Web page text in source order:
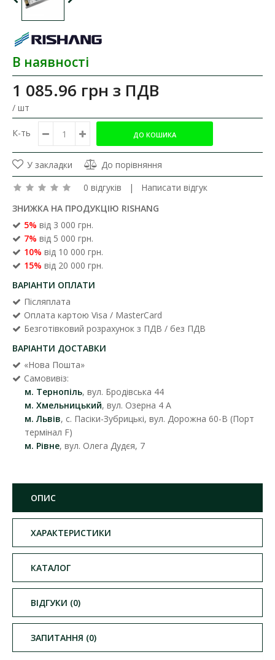
В наявності
1 085.96 грн з ПДВ
/ шт
К-ть
У закладки
До порівняння
0 відгуків | Написати відгук
ЗНИЖКА НА ПРОДУКЦІЮ RISHANG
5% від 3 000 грн.
7% від 5 000 грн.
10% від 10 000 грн.
15% від 20 000 грн.
ВАРІАНТИ ОПЛАТИ
Післяплата
Оплата картою Visa / MasterCard
Безготівковий розрахунок з ПДВ / без ПДВ
ВАРІАНТИ ДОСТАВКИ
«Нова Пошта»
Самовивіз:
м. Тернопіль, вул. Бродівська 44
м. Хмельницький, вул. Озерна 4 А
м. Львів, с. Пасіки-Зубрицькі, вул. Дорожна 60-В (Порт
термінал F)
м. Рівне, вул. Олега Дудєя, 7
ОПИС
ХАРАКТЕРИСТИКИ
КАТАЛОГ
ВІДГУКИ (0)
ЗАПИТАННЯ (0)